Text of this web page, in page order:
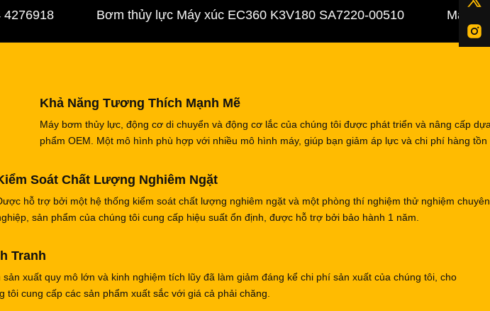
Bơm thủy lực Máy xúc EC360 K3V180 SA7220-00510 Máy xúc
Khả Năng Tương Thích Mạnh Mẽ
Máy bơm thủy lực, động cơ di chuyển và động cơ lắc của chúng tôi được phát triển và nâng cấp
phẩm OEM. Một mô hình phù hợp với nhiều mô hình máy, giúp bạn giảm áp lực và chi phí hàng tồn
Soát Chất Lượng Nghiêm Ngặt
hỗ trợ bởi một hệ thống kiểm soát chất lượng nghiêm ngặt và một phòng thí nghiệm thử nghiệm chuyên
sản phẩm của chúng tôi cung cấp hiệu suất ổn định, được hỗ trợ bởi bảo hành 1 năm.
Tranh
sản xuất quy mô lớn và kinh nghiệm tích lũy đã làm giảm đáng kể chi phí sản xuất của chúng tôi, cho
tôi cung cấp các sản phẩm xuất sắc với giá cả phải chăng.